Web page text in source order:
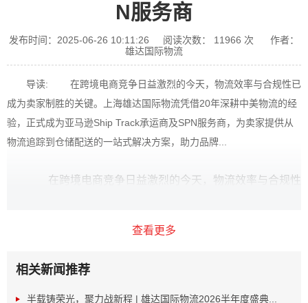
N服务商
发布时间：2025-06-26 10:11:26 阅读次数： 11966 次
作者：
雄达国际物流
导读: 在跨境电商竞争日益激烈的今天，物流效率与合规性已
成为卖家制胜的关键。上海雄达国际物流凭借20年深耕中美物流的经
验，正式成为亚马逊Ship Track承运商及SPN服务商，为卖家提供从
物流追踪到仓储配送的一站式解决方案，助力品牌...
在跨境电商竞争日益激烈的今天，物流效率与合规性
务商，为卖家提供从物流追踪到仓储配送的一站式解决方
查看更多
相关新闻推荐
半载铸荣光，聚力战新程 | 雄达国际物流2026半年度盛典...